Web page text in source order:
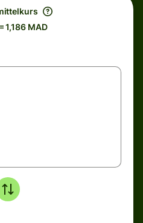
1,186 MAD